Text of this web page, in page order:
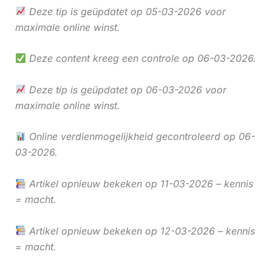
Deze tip is geüpdatet op 05-03-2026 voor
maximale online winst.
Deze content kreeg een controle op 06-03-2026.
Deze tip is geüpdatet op 06-03-2026 voor
maximale online winst.
Online verdienmogelijkheid gecontroleerd op 06-
03-2026.
Artikel opnieuw bekeken op 11-03-2026 – kennis
= macht.
Artikel opnieuw bekeken op 12-03-2026 – kennis
= macht.